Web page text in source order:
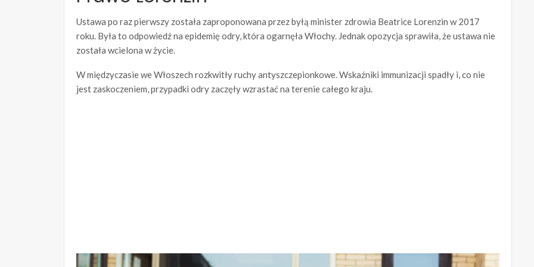
Ustawa po raz pierwszy została zaproponowana przez byłą minister zdrowia Beatrice Lorenzin w 2017
roku. Była to odpowiedź na epidemię odry, która ogarnęła Włochy. Jednak opozycja sprawiła, że ustawa nie
została wcielona w życie.
W międzyczasie we Włoszech rozkwitły ruchy antyszczepionkowe. Wskaźniki immunizacji spadły i, co nie
jest zaskoczeniem, przypadki odry zaczęły wzrastać na terenie całego kraju.